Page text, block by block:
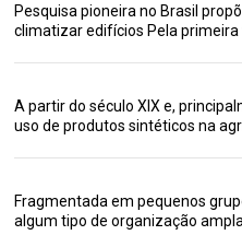
Pesquisa pioneira no Brasil
climatizar edifícios Pela primeira
A partir do século XIX e,
uso de produtos sintéticos na
Fragmentada em pequenos
algum tipo de organização